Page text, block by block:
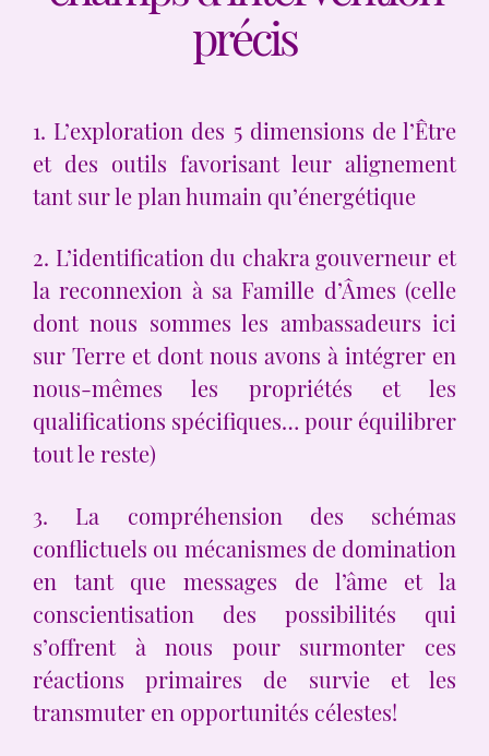
précis
1. L’exploration des 5 dimensions de l’Être
et des outils favorisant leur alignement
tant sur le plan humain qu’énergétique
2. L’identification du chakra gouverneur et
la reconnexion à sa Famille d’Âmes (celle
dont nous sommes les ambassadeurs ici
sur Terre et dont nous avons à intégrer en
nous-mêmes les propriétés et les
qualifications spécifiques… pour équilibrer
tout le reste)
3. La compréhension des schémas
conflictuels ou mécanismes de domination
en tant que messages de l’âme et la
conscientisation des possibilités qui
s’offrent à nous pour surmonter ces
réactions primaires de survie et les
transmuter en opportunités célestes!